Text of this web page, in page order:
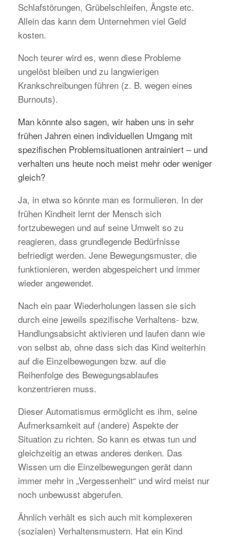
Schlafstörungen, Grübelschleifen, Ängste etc.
Allein das kann dem Unternehmen viel Geld
kosten.
Noch teurer wird es, wenn diese Probleme
ungelöst bleiben und zu langwierigen
Krankschreibungen führen (z. B. wegen eines
Burnouts).
Man könnte also sagen, wir haben uns in sehr
frühen Jahren einen individuellen Umgang mit
spezifischen Problemsituationen antrainiert – und
verhalten uns heute noch meist mehr oder weniger
gleich?
Ja, in etwa so könnte man es formulieren. In der
frühen Kindheit lernt der Mensch sich
fortzubewegen und auf seine Umwelt so zu
reagieren, dass grundlegende Bedürfnisse
befriedigt werden. Jene Bewegungsmuster, die
funktionieren, werden abgespeichert und immer
wieder angewendet.
Nach ein paar Wiederholungen lassen sie sich
durch eine jeweils spezifische Verhaltens- bzw.
Handlungsabsicht aktivieren und laufen dann wie
von selbst ab, ohne dass sich das Kind weiterhin
auf die Einzelbewegungen bzw. auf die
Reihenfolge des Bewegungsablaufes
konzentrieren muss.
Dieser Automatismus ermöglicht es ihm, seine
Aufmerksamkeit auf (andere) Aspekte der
Situation zu richten. So kann es etwas tun und
gleichzeitig an etwas anderes denken. Das
Wissen um die Einzelbewegungen gerät dann
immer mehr in „Vergessenheit“ und wird meist nur
noch unbewusst abgerufen.
Ähnlich verhält es sich auch mit komplexeren
(sozialen) Verhaltensmustern. Hat ein Kind